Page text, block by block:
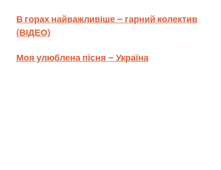
В горах найважливіше – гарний колектив
(ВІДЕО)
Моя улюблена пісня – Україна